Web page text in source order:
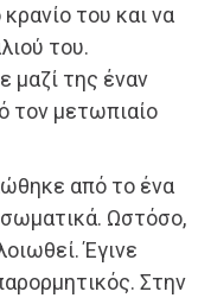
του και να
του.
μαζί της έναν
τον μετωπιαίο
από το ένα
Ωστόσο,
Έγινε
Στην